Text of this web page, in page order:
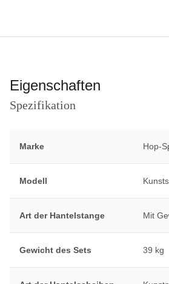
Eigenschaften
Spezifikation
Marke Hop-
Modell
Art der Hantelstange Mit
Gewicht des Sets 39 kg